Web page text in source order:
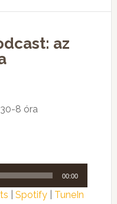
az
8 óra
00:00
Spotify| TuneIn